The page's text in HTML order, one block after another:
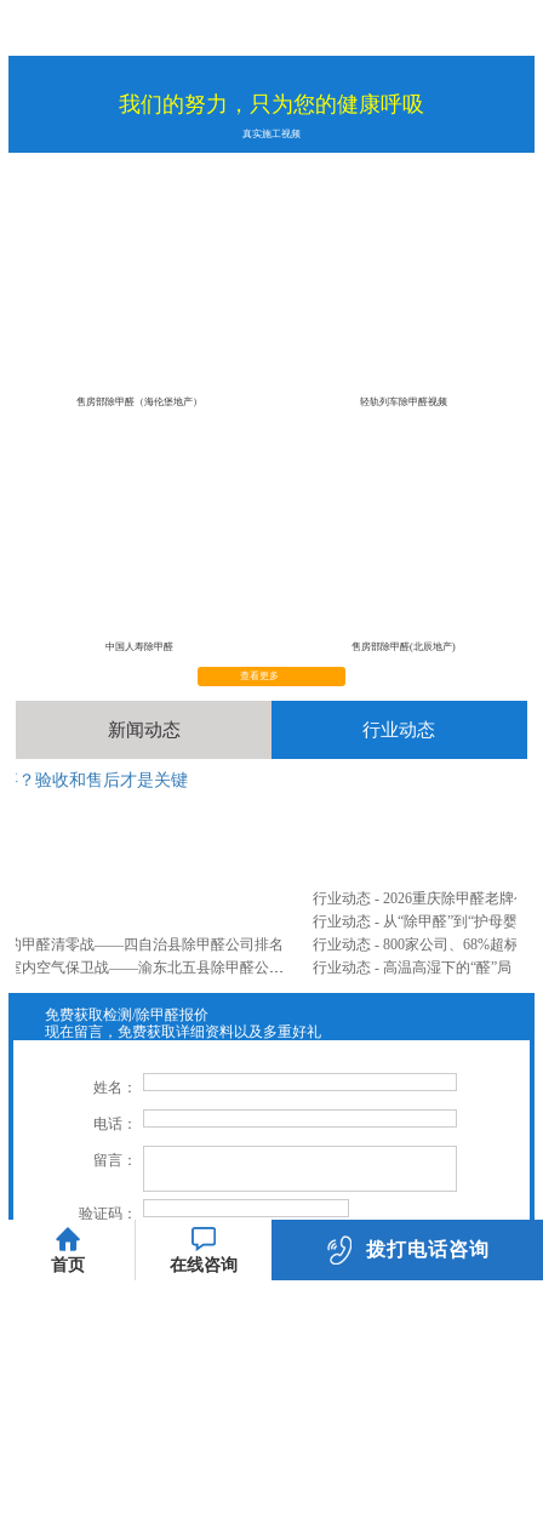
我们的努力，只为您的健康呼吸
真实施工视频
售房部除甲醛（海伦堡地产） 轻轨列车除甲醛视频
中国人寿除甲醛 售房部除甲醛(北辰地产)
查看更多
新闻动态 行业动态
？验收和售后才是关键
的甲醛清零战——四自治县除甲醛公司排名
行业动态 - 2026重庆除甲醛老牌
行业动态 - 从“除甲醛”到“护母婴”
行业动态 - 高温高湿下的“醛”局：
免费获取检测/除甲醛报价
现在留言，免费获取详细资料以及多重好礼
姓名：
电话：
留言：
验证码：
立即提交
首页 在线咨询
拨打电话咨询